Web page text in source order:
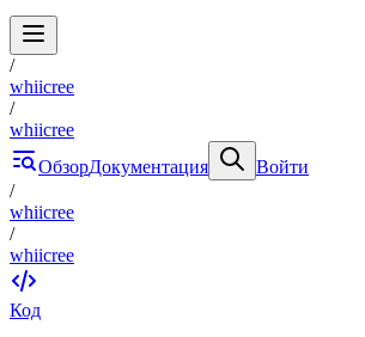
/
whiicree
/
whiicree
ОбзорДокументация
Войти
/
whiicree
/
whiicree
Код